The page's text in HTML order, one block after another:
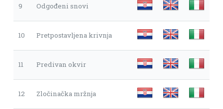
9 Odgođeni snovi
10 Pretpostavljena krivnja
11 Predivan okvir
12 Zločinačka mržnja